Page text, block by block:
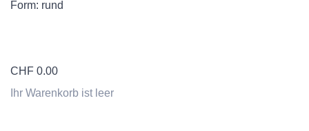
Form: rund
CHF 0.00
Ihr Warenkorb ist leer